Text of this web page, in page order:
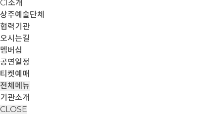
CI소개
상주예술단체
협력기관
오시는길
멤버십
공연일정
티켓예매
전체메뉴
기관소개
CLOSE